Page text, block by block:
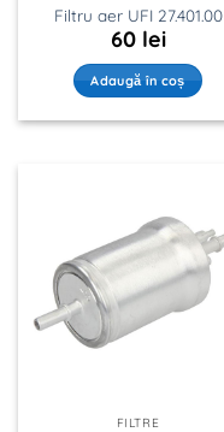
Filtru aer UFI 27.401.00
60 lei
Adaugă în coș
FILTRE